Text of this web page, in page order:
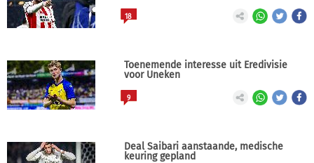
18
Toenemende interesse uit Eredivisie
voor Uneken
9
Deal Saibari aanstaande, medische
keuring gepland